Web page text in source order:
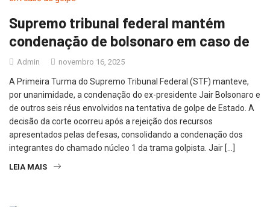
Supremo tribunal federal mantém
condenação de bolsonaro em caso de
Admin novembro 16, 2025
A Primeira Turma do Supremo Tribunal Federal (STF) manteve,
por unanimidade, a condenação do ex-presidente Jair Bolsonaro e
de outros seis réus envolvidos na tentativa de golpe de Estado. A
decisão da corte ocorreu após a rejeição dos recursos
apresentados pelas defesas, consolidando a condenação dos
integrantes do chamado núcleo 1 da trama golpista. Jair […]
LEIA MAIS